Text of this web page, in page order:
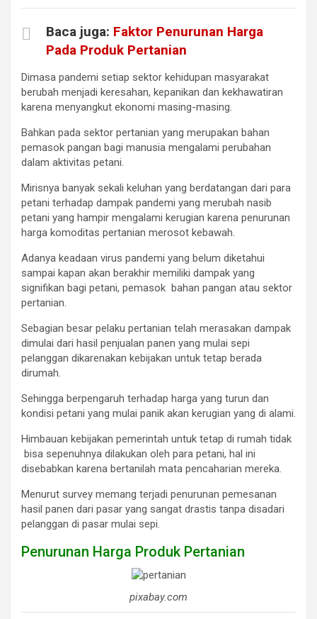
Baca juga: Faktor Penurunan Harga
Pada Produk Pertanian
Dimasa pandemi setiap sektor kehidupan masyarakat
berubah menjadi keresahan, kepanikan dan kekhawatiran
karena menyangkut ekonomi masing-masing.
Bahkan pada sektor pertanian yang merupakan bahan
pemasok pangan bagi manusia mengalami perubahan
dalam aktivitas petani.
Mirisnya banyak sekali keluhan yang berdatangan dari para
petani terhadap dampak pandemi yang merubah nasib
petani yang hampir mengalami kerugian karena penurunan
harga komoditas pertanian merosot kebawah.
Adanya keadaan virus pandemi yang belum diketahui
sampai kapan akan berakhir memiliki dampak yang
signifikan bagi petani, pemasok bahan pangan atau sektor
pertanian.
Sebagian besar pelaku pertanian telah merasakan dampak
dimulai dari hasil penjualan panen yang mulai sepi
pelanggan dikarenakan kebijakan untuk tetap berada
dirumah.
Sehingga berpengaruh terhadap harga yang turun dan
kondisi petani yang mulai panik akan kerugian yang di alami.
Himbauan kebijakan pemerintah untuk tetap di rumah tidak
bisa sepenuhnya dilakukan oleh para petani, hal ini
disebabkan karena bertanilah mata pencaharian mereka.
Menurut survey memang terjadi penurunan pemesanan
hasil panen dari pasar yang sangat drastis tanpa disadari
pelanggan di pasar mulai sepi.
Penurunan Harga Produk Pertanian
pixabay.com